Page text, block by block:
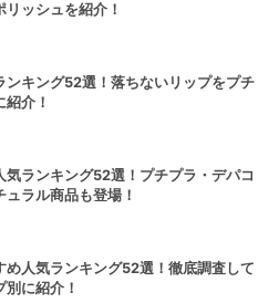
ッシュを紹介！
ンキング52選！落ちないリップをプチ
介！
気ランキング52選！プチプラ・デパコ
ラル商品も登場！
め人気ランキング52選！徹底調査して
に紹介！